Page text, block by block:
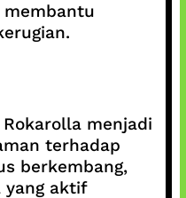
menjadi
terhadap
berkembang,
yang aktif